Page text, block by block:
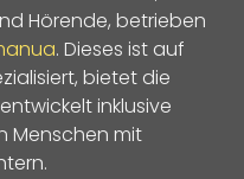
Hörende, betrieben
. Dieses ist auf
bietet die
inklusive
Menschen mit